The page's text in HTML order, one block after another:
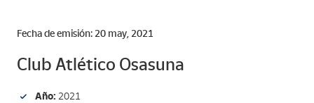
Fecha de emisión: 20 may, 2021
Club Atlético Osasuna
Año: 2021